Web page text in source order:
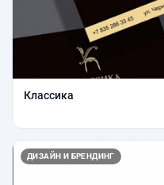
Классика
ДИЗАЙН И БРЕНДИНГ